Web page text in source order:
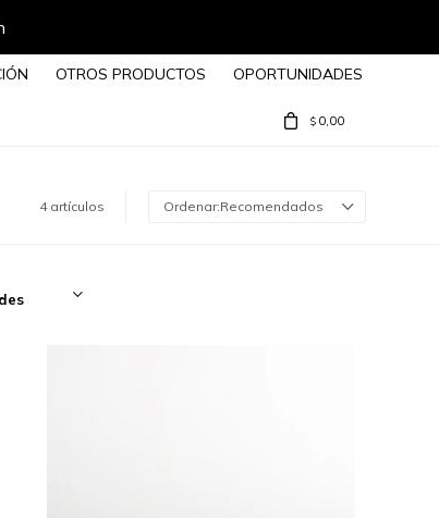
OTROS PRODUCTOS OPORTUNIDADES
$ 0,00
4 artículos Recomendados